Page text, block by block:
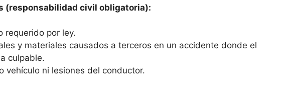
(responsabilidad civil obligatoria):
requerido por ley.
y materiales causados a terceros en un accidente donde el
culpable.
vehículo ni lesiones del conductor.